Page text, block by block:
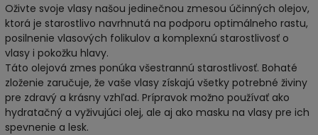
Oživte svoje vlasy našou jedinečnou zmesou účinných olejov,
ktorá je starostlivo navrhnutá na podporu optimálneho rastu,
posilnenie vlasových folikulov a komplexnú starostlivosť o
vlasy i pokožku hlavy.
Táto olejová zmes ponúka všestrannú starostlivosť. Bohaté
zloženie zaručuje, že vaše vlasy získajú všetky potrebné živiny
pre zdravý a krásny vzhľad. Prípravok možno používať ako
hydratačný a vyživujúci olej, ale aj ako masku na vlasy pre ich
spevnenie a lesk.